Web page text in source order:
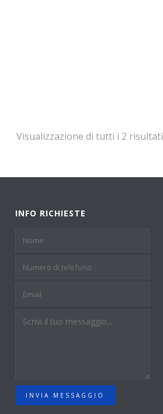
Visualizzazione di tutti i 2 risultati
INFO RICHIESTE
INVIA MESSAGGIO